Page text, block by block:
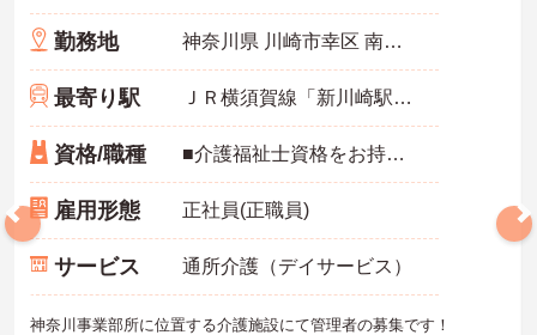
勤務地 神奈川県 川崎市幸区 南加瀬5-18-12
最寄り駅 ＪＲ横須賀線「新川崎駅」バス・車5分
資格/職種 ■介護福祉士資格をお持ちの方 ■管理者以上の経験者優遇
雇用形態 正社員(正職員)
サービス 通所介護（デイサービス）
神奈川事業部所に位置する介護施設にて管理者の募集です！